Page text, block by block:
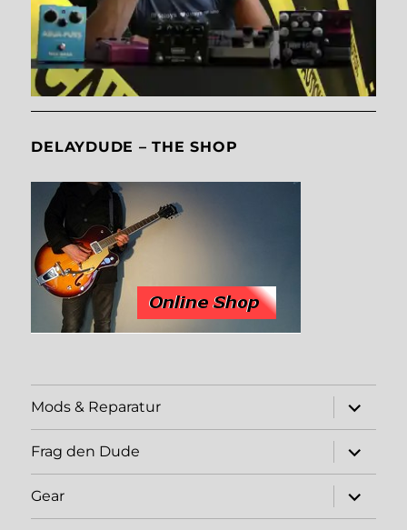
DELAYDUDE – THE SHOP
Mods & Reparatur
expand
child
menu
Frag den Dude
expand
child
menu
Gear
expand
child
menu